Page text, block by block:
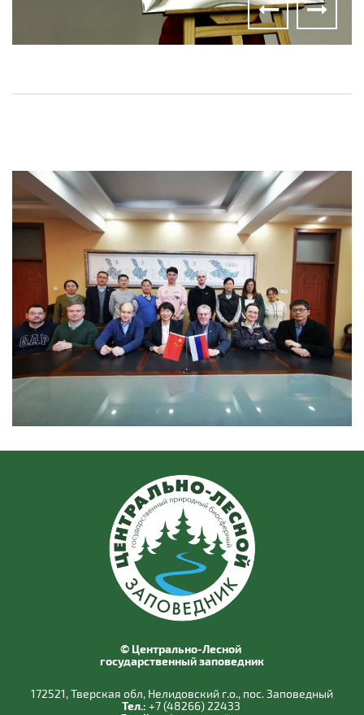
© Центрально-Лесной
государственный заповедник
172521, Тверская обл, Нелидовский г.о., пос. Заповедный
Тел.: +7 (48266) 22433